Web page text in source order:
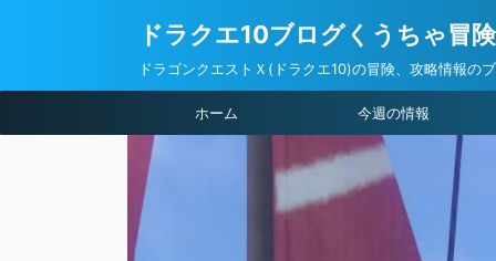
ドラクエ10ブログくうちゃ冒
ドラゴンクエストＸ(ドラクエ10)の冒険、攻略情報の
ホーム 今週の情報